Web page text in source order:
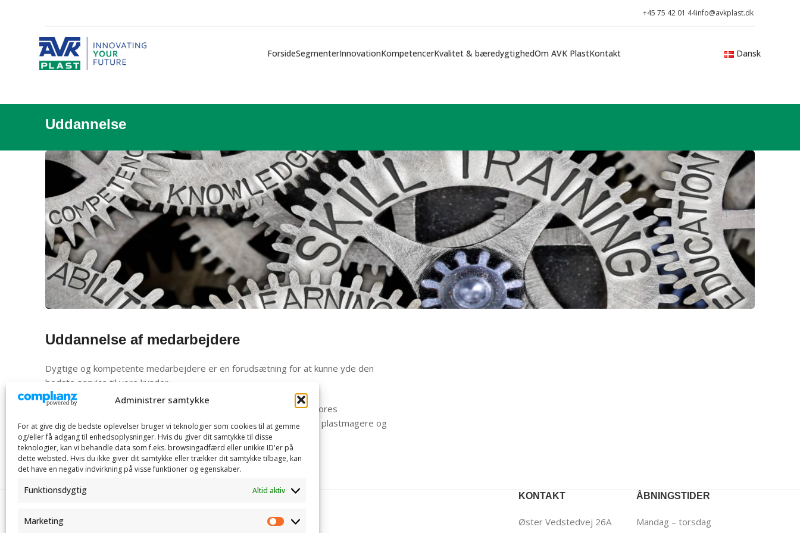
Administrer samtykke
For at give dig de bedste oplevelser bruger vi teknologier som cookies til at gemme
og/eller få adgang til enhedsoplysninger. Hvis du giver dit samtykke til disse
teknologier, kan vi behandle data som f.eks. browsingadfærd eller unikke ID'er på
dette websted. Hvis du ikke giver dit samtykke eller trækker dit samtykke tilbage, kan
det have en negativ indvirkning på visse funktioner og egenskaber.
Funktionsdygtig Altid aktiv
Marketing
Marketing
+45 75 42 01 44info@avkplast.dk
ForsideSegmenterInnovationKompetencerKvalitet & bæredygtighedOm AVK PlastKontakt Dansk
Uddannelse
Uddannelse af medarbejdere
Dygtige og kompetente medarbejdere er en forudsætning for at kunne yde den
bedste service til vore kunder.
Vi arbejder derfor løbende med uddannelse og videreudvikling af vores
medarbejdere, ligesom vi selv tager ansvar og uddanner både nye plastmagere og
værktøjsmagere.
KONTAKT
Øster Vedstedvej 26A
ÅBNINGSTIDER
Mandag – torsdag